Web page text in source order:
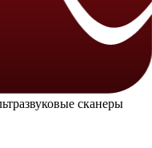
сканеры